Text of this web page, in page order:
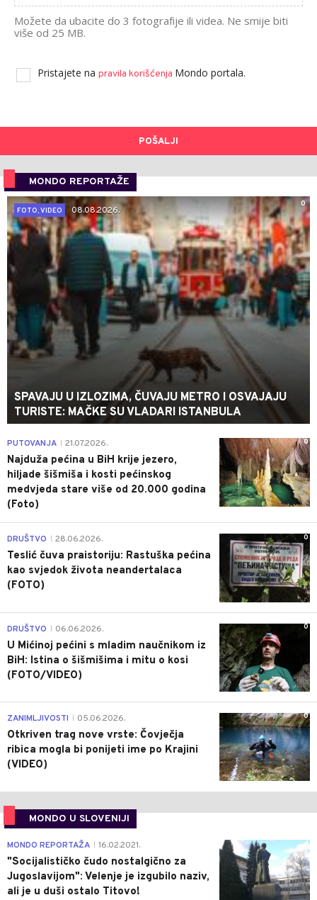
Možete da ubacite do 3 fotografije ili videa. Ne smije biti
više od 25 MB.
Pristajete na pravila korišćenja Mondo portala.
POŠALJI
MONDO REPORTAŽE
0
FOTO, VIDEO
08.08.2026.
SPAVAJU U IZLOZIMA, ČUVAJU METRO I OSVAJAJU
TURISTE: MAČKE SU VLADARI ISTANBULA
0
PUTOVANJA 21.07.2026.
Najduža pećina u BiH krije jezero,
hiljade šišmiša i kosti pećinskog
medvjeda stare više od 20.000 godina
(Foto)
0
DRUŠTVO 28.06.2026.
Teslić čuva praistoriju: Rastuška pećina
kao svjedok života neandertalaca
(FOTO)
0
DRUŠTVO 06.06.2026.
U Mićinoj pećini s mladim naučnikom iz
BiH: Istina o šišmišima i mitu o kosi
(FOTO/VIDEO)
0
ZANIMLJIVOSTI 05.06.2026.
Otkriven trag nove vrste: Čovječja
ribica mogla bi ponijeti ime po Krajini
(VIDEO)
MONDO U SLOVENIJI
4
MONDO REPORTAŽA 16.02.2021.
"Socijalističko čudo nostalgično za
Jugoslavijom": Velenje je izgubilo naziv,
ali je u duši ostalo Titovo!